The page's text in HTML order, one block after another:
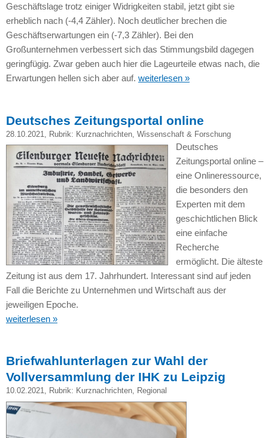
Geschäftslage trotz einiger Widrigkeiten stabil, jetzt gibt sie
erheblich nach (-4,4 Zähler). Noch deutlicher brechen die
Geschäftserwartungen ein (-7,3 Zähler). Bei den
Großunternehmen verbessert sich das Stimmungsbild dagegen
geringfügig. Zwar geben auch hier die Lageurteile etwas nach, die
Erwartungen hellen sich aber auf. weiterlesen »
Deutsches Zeitungsportal online
28.10.2021 , Rubrik: Kurznachrichten, Wissenschaft & Forschung
Deutsches
Zeitungsportal online –
eine Onlineressource,
die besonders den
Experten mit dem
geschichtlichen Blick
eine einfache
Recherche
ermöglicht. Die älteste
Zeitung ist aus dem 17. Jahrhundert. Interessant sind auf jeden
Fall die Berichte zu Unternehmen und Wirtschaft aus der
jeweiligen Epoche.
weiterlesen »
Briefwahlunterlagen zur Wahl der
Vollversammlung der IHK zu Leipzig
10.02.2021, Rubrik: Kurznachrichten, Regional